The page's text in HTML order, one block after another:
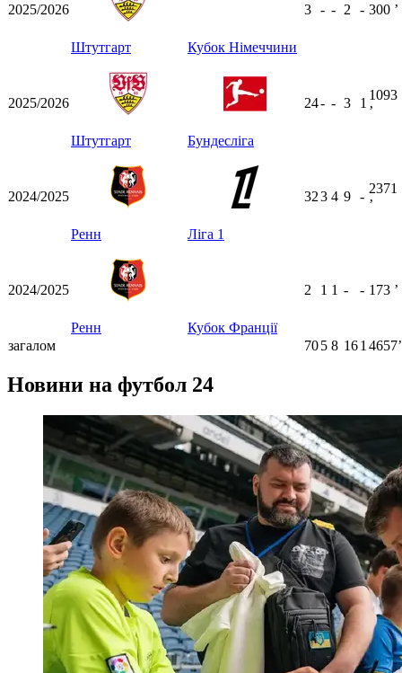
2025/2026
Штутгарт Кубок Німеччини
3 - - 2 - 300 ʼ
2025/2026
Штутгарт Бундесліга
24- - 3 1
1093
ʼ
2024/2025
Ренн Ліга 1
323 4 9 -
2371
ʼ
2024/2025
Ренн Кубок Франції
2 1 1 - - 173 ʼ
загалом 705 8 161 4657ʼ
Новини на футбол 24